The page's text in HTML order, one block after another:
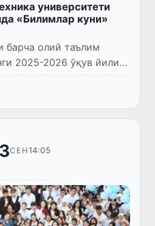
университети
«Билимлар куни»
барча олий таълим
2025-2026 ўқув йили
билан «Билимлар
бўлиб ўтмоқда.
СЕН14:05